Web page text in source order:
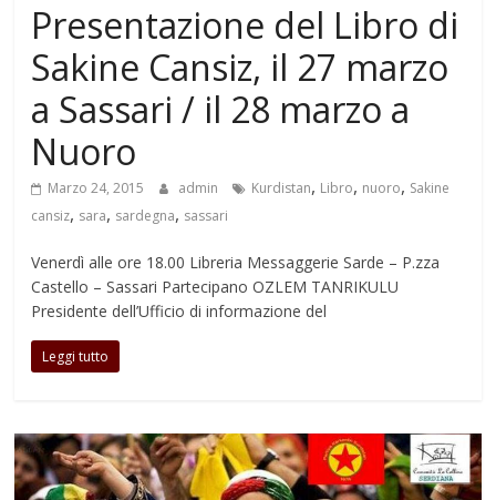
Presentazione del Libro di
Sakine Cansiz, il 27 marzo
a Sassari / il 28 marzo a
Nuoro
Marzo 24, 2015 admin Kurdistan, Libro, nuoro, Sakine
cansiz, sara, sardegna, sassari
Venerdì alle ore 18.00 Libreria Messaggerie Sarde – P.zza
Castello – Sassari Partecipano OZLEM TANRIKULU
Presidente dell’Ufficio di informazione del
Leggi tutto